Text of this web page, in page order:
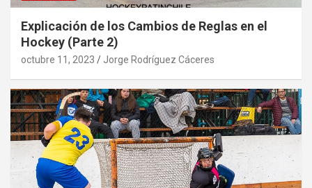
Explicación de los Cambios de Reglas en el
Hockey (Parte 2)
octubre 11, 2023 Jorge Rodríguez Cáceres